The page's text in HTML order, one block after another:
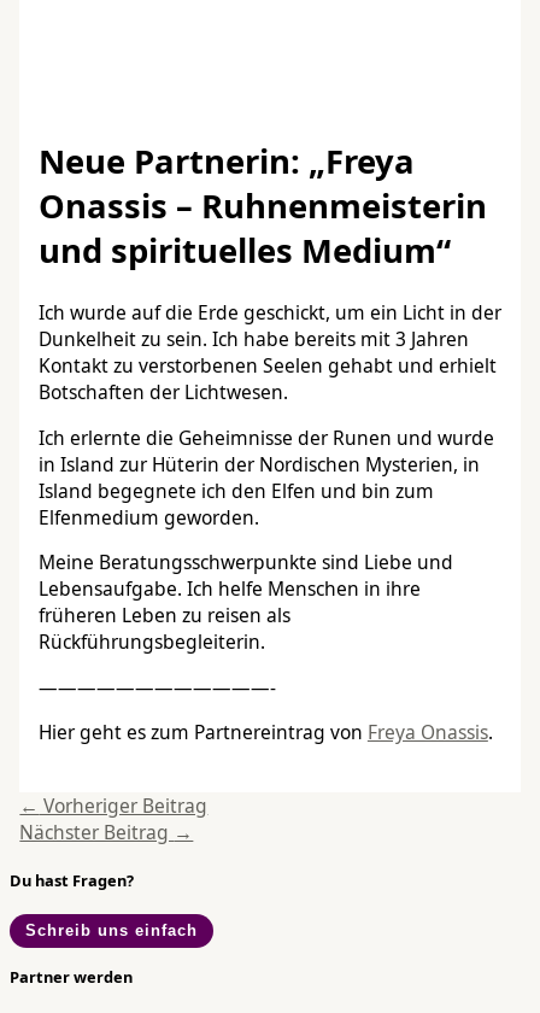
Neue Partnerin: „Freya
Onassis – Ruhnenmeisterin
und spirituelles Medium“
Ich wurde auf die Erde geschickt, um ein Licht in der
Dunkelheit zu sein. Ich habe bereits mit 3 Jahren
Kontakt zu verstorbenen Seelen gehabt und erhielt
Botschaften der Lichtwesen.
Ich erlernte die Geheimnisse der Runen und wurde
in Island zur Hüterin der Nordischen Mysterien, in
Island begegnete ich den Elfen und bin zum
Elfenmedium geworden.
Meine Beratungsschwerpunkte sind Liebe und
Lebensaufgabe. Ich helfe Menschen in ihre
früheren Leben zu reisen als
Rückführungsbegleiterin.
————————————-
Hier geht es zum Partnereintrag von Freya Onassis.
← Vorheriger Beitrag
Nächster Beitrag →
Du hast Fragen?
Schreib uns einfach
Partner werden